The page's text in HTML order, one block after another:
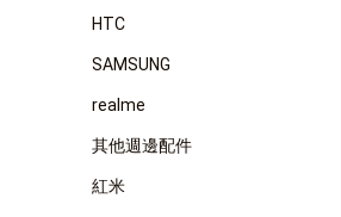
HTC
SAMSUNG
realme
其他週邊配件
紅米